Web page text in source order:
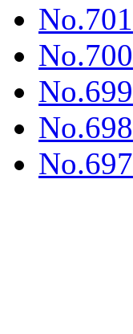
No.701
No.700
No.699
No.698
No.697